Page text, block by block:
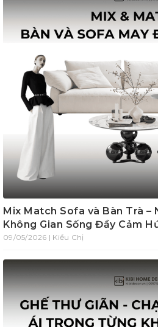
Mix Match Sofa và Bàn Trà –
Không Gian Sống Đầy Cảm
09/05/2026 | Kiều Chị